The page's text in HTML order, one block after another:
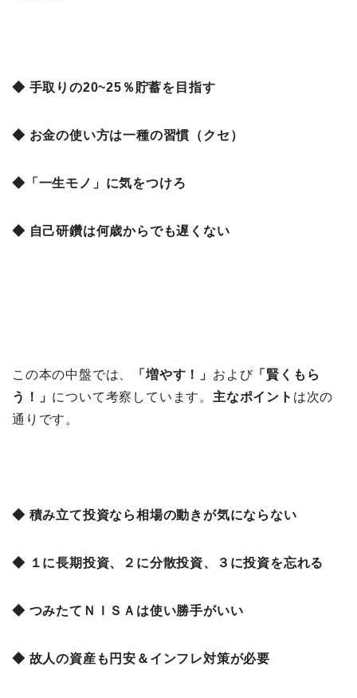
◆ 手取りの20~25％貯蓄を目指す
◆ お金の使い方は一種の習慣（クセ）
◆「一生モノ」に気をつけろ
◆ 自己研鑽は何歳からでも遅くない
この本の中盤では、 「増やす！」 および「 賢くもら
う！」 について考察しています。 主なポイント は次の
通りです。
◆ 積み立て投資なら相場の動きが気にならない
◆ １に長期投資、２に分散投資、３に投資を忘れる
◆ つみたてＮＩＳＡは使い勝手がいい
◆ 故人の資産も円安＆インフレ対策が必要